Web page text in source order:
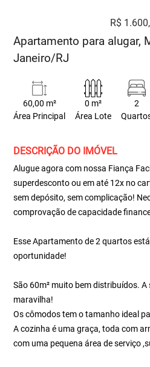
R$
Apartamento para alugar,
Janeiro/RJ
60,00 m²
Área Principal
0 m²
Área Lote
2
DESCRIÇÃO DO IMÓVEL
Alugue agora com nossa Fiança
superdesconto ou em até 12x no
sem depósito, sem complicação!
comprovação de capacidade
Esse Apartamento de 2 quartos
oportunidade!
São 60m² muito bem distribuídos. A
maravilha!
Os cômodos tem o tamanho ideal
A cozinha é uma graça, toda com
com uma pequena área de serviço